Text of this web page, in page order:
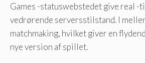
Games -statuswebstedet give real -
vedrørende serversstilstand. I
matchmaking, hvilket giver en
nye version af spillet.